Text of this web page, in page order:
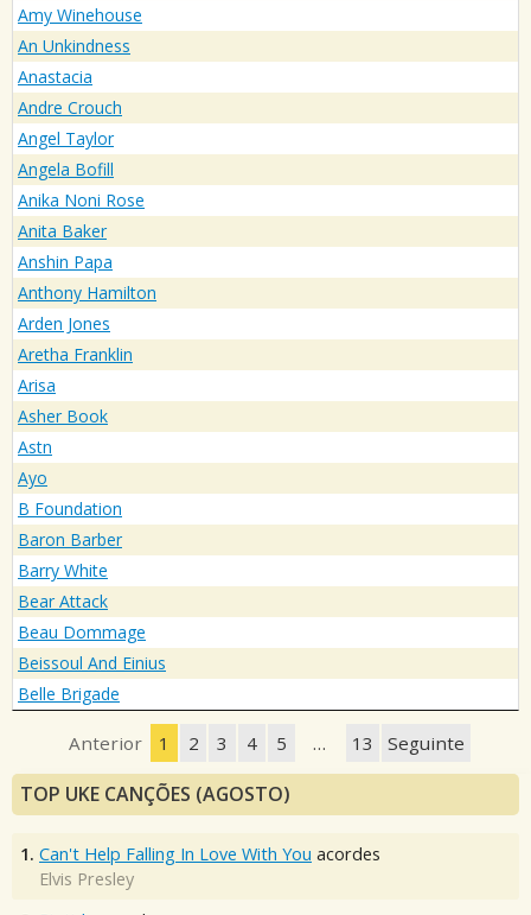
Amy Winehouse
An Unkindness
Anastacia
Andre Crouch
Angel Taylor
Angela Bofill
Anika Noni Rose
Anita Baker
Anshin Papa
Anthony Hamilton
Arden Jones
Aretha Franklin
Arisa
Asher Book
Astn
Ayo
B Foundation
Baron Barber
Barry White
Bear Attack
Beau Dommage
Beissoul And Einius
Belle Brigade
Anterior 1 2 3 4 5 … 13 Seguinte
TOP UKE CANÇÕES (AGOSTO)
1. Can't Help Falling In Love With You acordes
Elvis Presley